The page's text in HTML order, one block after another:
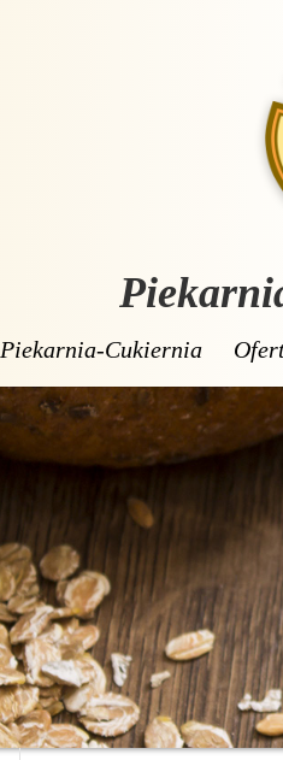
Piekarnia-Cukiernia